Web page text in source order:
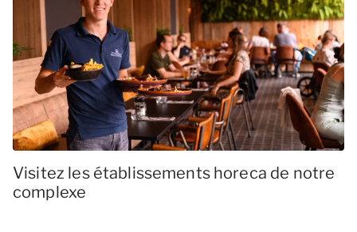
Visitez les établissements horeca de notre
complexe